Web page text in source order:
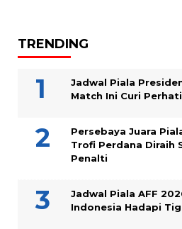
TRENDING
Jadwal Piala
Match Ini Curi
Persebaya Juara
Trofi Perdana Diraih
Penalti
Jadwal Piala AFF
Indonesia Hadapi